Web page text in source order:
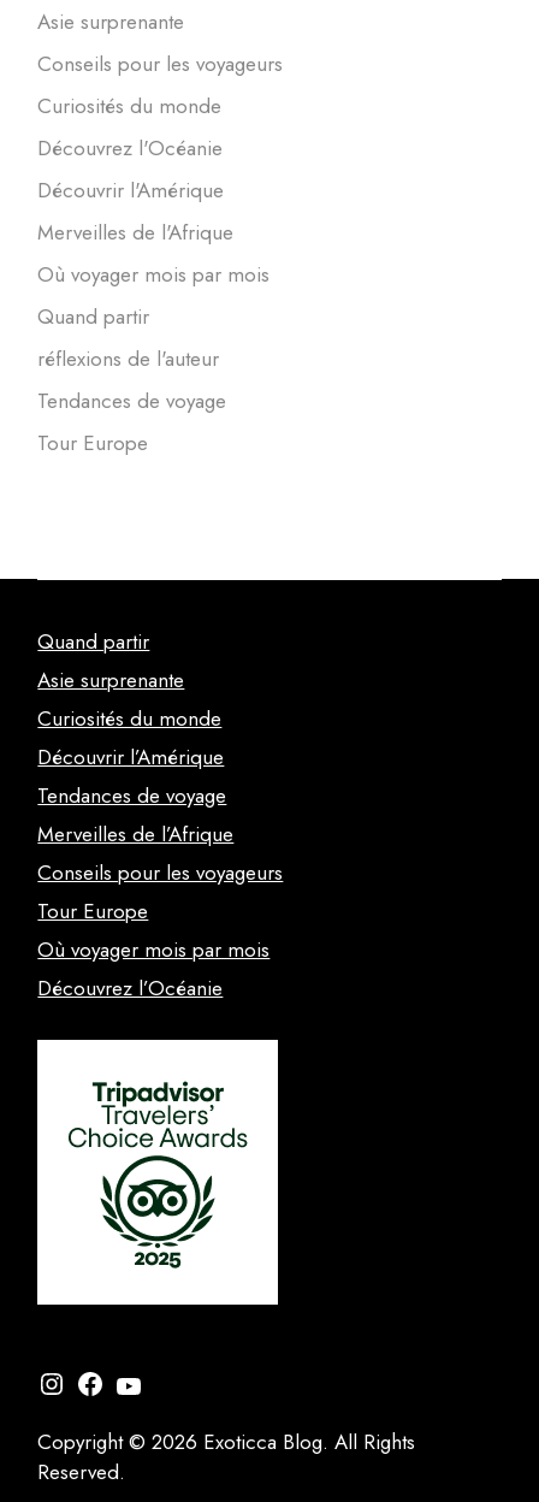
Asie surprenante
Conseils pour les voyageurs
Curiosités du monde
Découvrez l'Océanie
Découvrir l'Amérique
Merveilles de l'Afrique
Où voyager mois par mois
Quand partir
réflexions de l'auteur
Tendances de voyage
Tour Europe
Quand partir
Asie surprenante
Curiosités du monde
Découvrir l’Amérique
Tendances de voyage
Merveilles de l’Afrique
Conseils pour les voyageurs
Tour Europe
Où voyager mois par mois
Découvrez l’Océanie
Instagram
Facebook
YouTube
Copyright © 2026 Exoticca Blog. All Rights
Reserved.